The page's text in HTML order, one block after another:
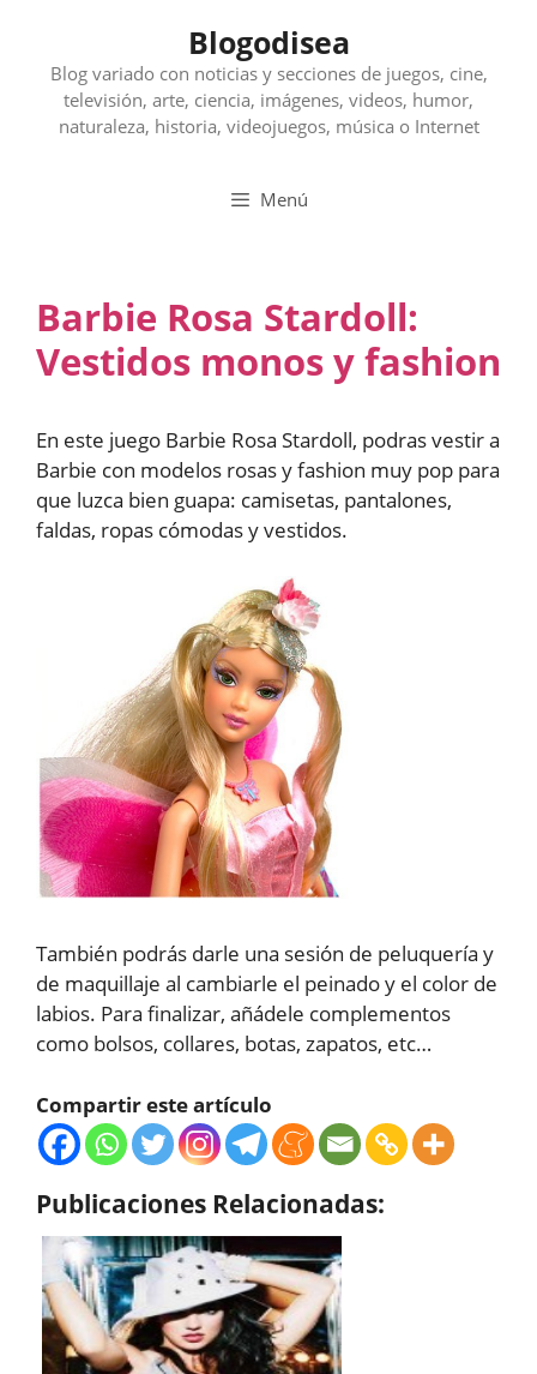
contenido
Blogodisea
Blog variado con noticias y secciones de juegos, cine,
televisión, arte, ciencia, imágenes, videos, humor,
naturaleza, historia, videojuegos, música o Internet
Menú
Barbie Rosa Stardoll:
Vestidos monos y fashion
En este juego Barbie Rosa Stardoll, podras vestir a
Barbie con modelos rosas y fashion muy pop para
que luzca bien guapa: camisetas, pantalones,
faldas, ropas cómodas y vestidos.
También podrás darle una sesión de peluquería y
de maquillaje al cambiarle el peinado y el color de
labios. Para finalizar, añádele complementos
como bolsos, collares, botas, zapatos, etc…
Compartir este artículo
Publicaciones Relacionadas: